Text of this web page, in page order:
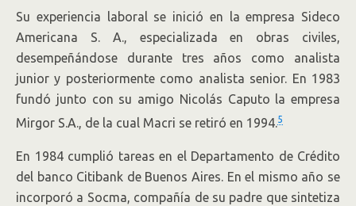
Su experiencia laboral se inició en la empresa Sideco
Americana S. A., especializada en obras civiles,
desempeñándose durante tres años como analista
junior y posteriormente como analista senior. En 1983
fundó junto con su amigo Nicolás Caputo la empresa
Mirgor S.A., de la cual Macri se retiró en 1994.5
En 1984 cumplió tareas en el Departamento de Crédito
del banco Citibank de Buenos Aires. En el mismo año se
incorporó a Socma, compañía de su padre que sintetiza